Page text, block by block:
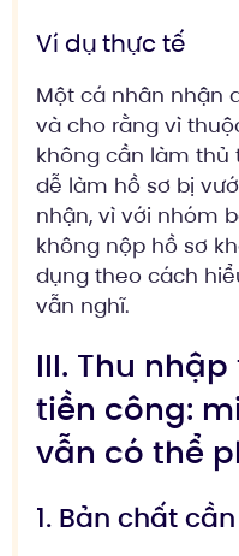
Ví dụ thực tế
Một cá nhân nhận
và cho rằng vì
không cần làm thủ
dễ làm hồ sơ bị
nhận, vì với nhóm
không nộp hồ sơ
dụng theo cách
vẫn nghĩ.
III. Thu
tiền công:
vẫn có thể
1. Bản chất